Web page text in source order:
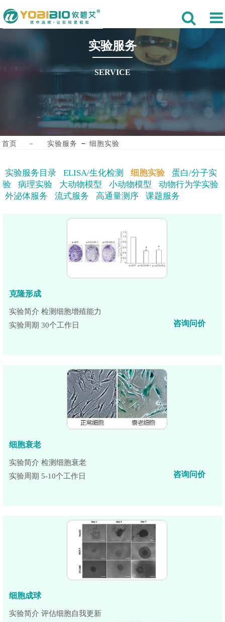
实验服务
SERVICE
首页 － 实验服务 － 细胞实验
实验服务目录 ELISA/生化检测 细胞实验
蛋白/分子实
验
病理实验 大动物模型 小动物模型
动物行为学实验
外泌体服务
流式服务 高通量测序 课题服务
克隆形成
实验简介 检测细胞增殖能力
实验周期 30个工作日
咨询问价
细胞衰老
实验简介 检测细胞衰老
实验周期 5-10个工作日
咨询问价
细胞成球
实验简介 评估细胞自我更新